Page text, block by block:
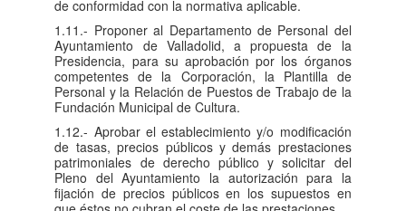
de conformidad con la normativa aplicable.
1.11.- Proponer al Departamento de Personal del
Ayuntamiento de Valladolid, a propuesta de la
Presidencia, para su aprobación por los órganos
competentes de la Corporación, la Plantilla de
Personal y la Relación de Puestos de Trabajo de la
Fundación Municipal de Cultura.
1.12.- Aprobar el establecimiento y/o modificación
de tasas, precios públicos y demás prestaciones
patrimoniales de derecho público y solicitar del
Pleno del Ayuntamiento la autorización para la
fijación de precios públicos en los supuestos en